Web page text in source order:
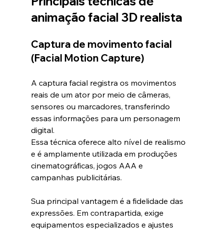
animação facial 3D realista
Captura de movimento facial
(Facial Motion Capture)
A captura facial registra os movimentos
reais de um ator por meio de câmeras,
sensores ou marcadores, transferindo
essas informações para um personagem
digital.
Essa técnica oferece alto nível de realismo
e é amplamente utilizada em produções
cinematográficas, jogos AAA e
campanhas publicitárias.
Sua principal vantagem é a fidelidade das
expressões. Em contrapartida, exige
equipamentos especializados e ajustes